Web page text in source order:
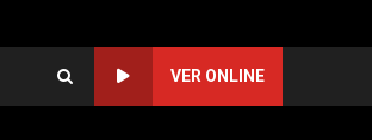
VER ONLINE